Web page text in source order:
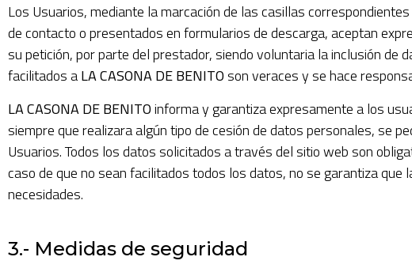
Los Usuarios, mediante la marcación de las casillas
de contacto o presentados en formularios de descarga, aceptan
su petición, por parte del prestador, siendo voluntaria la inclusión
facilitados aLA CASONA DE BENITO son veraces y se hace
LA CASONA DE BENITOinforma y garantiza expresamente a los
siempre que realizara algún tipo de cesión de datos personales, se
Usuarios. Todos los datos solicitados a través del sitio web son
caso de que no sean facilitados todos los datos, no se garantiza
necesidades.
3.- Medidas de seguridad